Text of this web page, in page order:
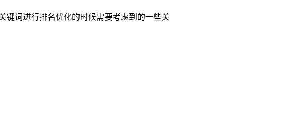
键词进行排名优化的时候需要考虑到的一些关